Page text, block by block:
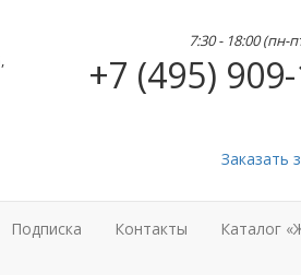
7:30 - 18:00 (пн-
+7 (495)
Заказать
Подписка Контакты Каталог